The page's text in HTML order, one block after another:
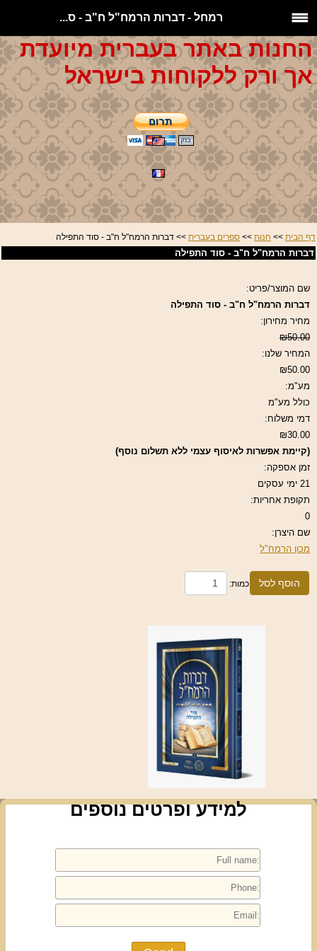
רמחל - דברות הרמח"ל ח"ב - ס...
החנות באתר בעברית מיועדת
אך ורק ללקוחות בישראל
דף הבית >> חנות >> ספרים בעברית >> דברות הרמח"ל ח"ב - סוד התפילה
דברות הרמח"ל ח"ב - סוד התפילה
שם המוצר/פריט:
דברות הרמח"ל ח"ב - סוד התפילה
מחיר מחירון:
₪50.00
המחיר שלנו:
₪50.00
מע"מ:
כולל מע"מ
דמי משלוח:
₪30.00
(קיימת אפשרות לאיסוף עצמי ללא תשלום נוסף)
זמן אספקה:
21 ימי עסקים
תקופת אחריות:
0
שם היצרן:
מכון הרמח"ל
הוסף לסל כמות:
למידע ופרטים נוספים